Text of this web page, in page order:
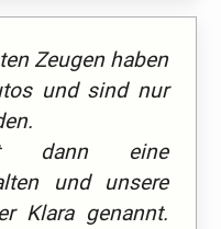
Zeugen haben
und sind nur
dann eine
und unsere
Klara genannt.